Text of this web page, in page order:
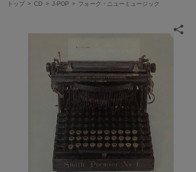
現トップ > CD > J-POP > フォーク・ニューミュージック